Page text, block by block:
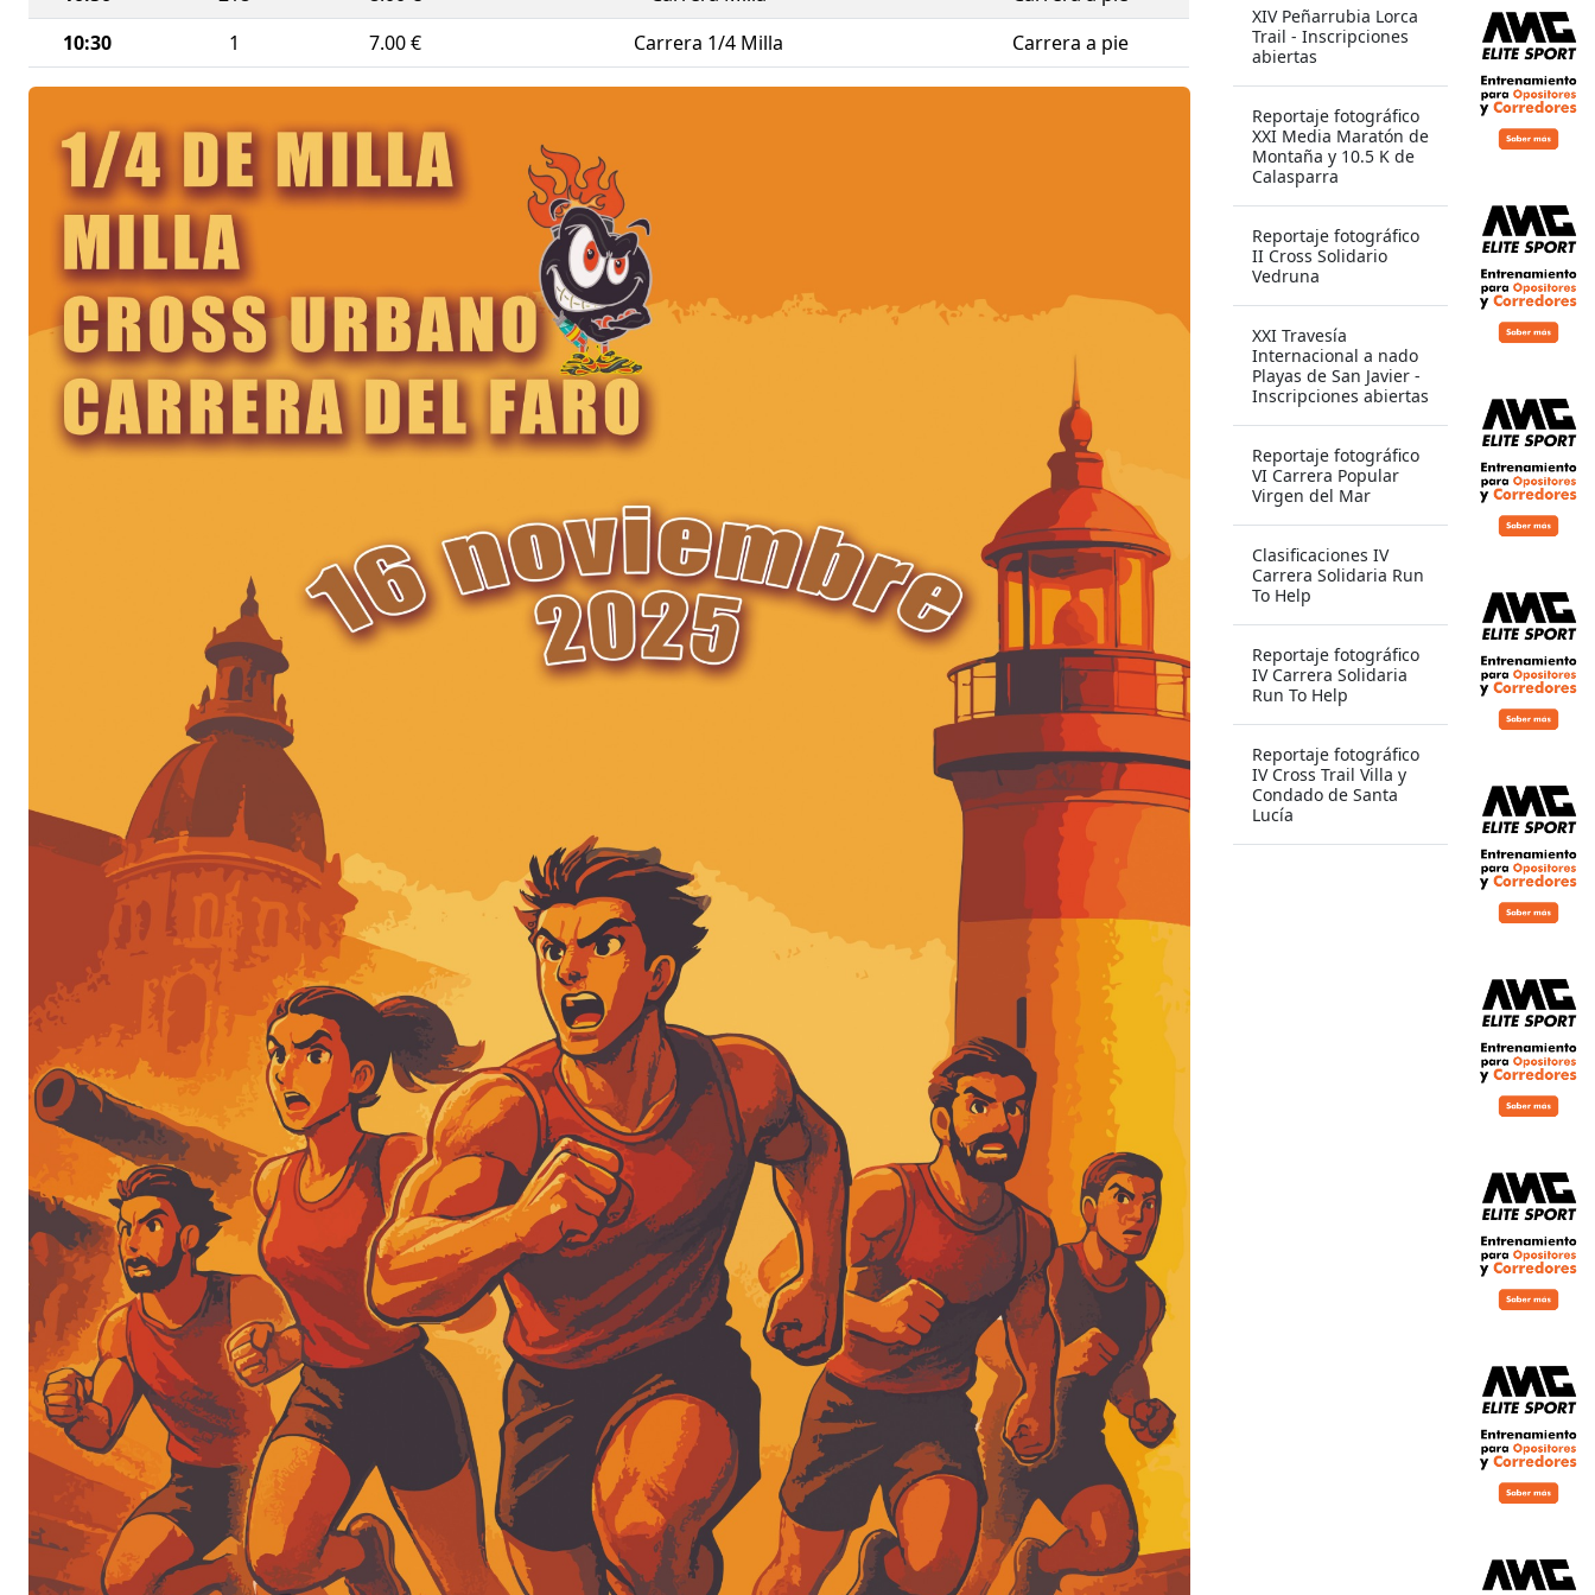
10:30
1 7.00 € Carrera 1/4 Milla Carrera a pie
XIV Peñarrubia Lorca
Trail - Inscripciones
abiertas
Reportaje fotográfico
XXI Media Maratón de
Montaña y 10.5 K de
Calasparra
Reportaje fotográfico
II Cross Solidario
Vedruna
XXI Travesía
Internacional a nado
Playas de San Javier -
Inscripciones abiertas
Reportaje fotográfico
VI Carrera Popular
Virgen del Mar
Clasificaciones IV
Carrera Solidaria Run
To Help
Reportaje fotográfico
IV Carrera Solidaria
Run To Help
Reportaje fotográfico
IV Cross Trail Villa y
Condado de Santa
Lucía